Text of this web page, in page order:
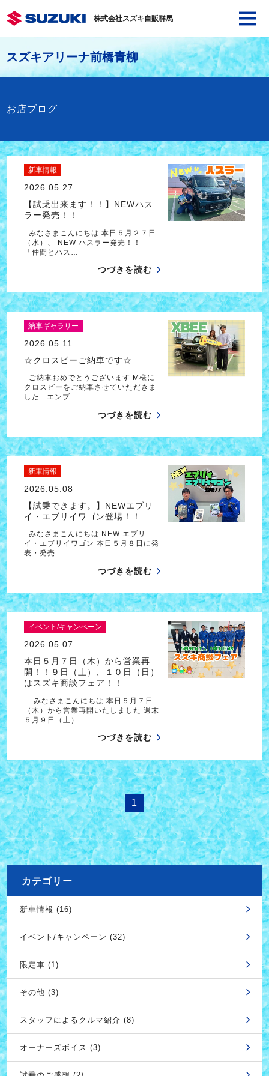
株式会社スズキ自販群馬
スズキアリーナ前橋青柳
お店ブログ
新車情報
2026.05.27
【試乗出来ます！！】NEWハス
ラー発売！！
みなさまこんにちは 本日５月２７日
（水）、 NEW ハスラー発売！！
「仲間とハス…
つづきを読む
納車ギャラリー
2026.05.11
☆クロスビーご納車です☆
ご納車おめでとうございます M様に
クロスビーをご納車させていただきま
した エンブ…
つづきを読む
新車情報
2026.05.08
【試乗できます。】NEWエブリ
イ・エブリイワゴン登場！！
みなさまこんにちは NEW エブリ
イ・エブリイワゴン 本日５月８日に発
表・発売 …
つづきを読む
イベント/キャンペーン
2026.05.07
本日５月７日（木）から営業再
開！！９日（土）、１０日（日）
はスズキ商談フェア！！
みなさまこんにちは 本日５月７日
（木）から営業再開いたしました 週末
５月９日（土）…
つづきを読む
1
カテゴリー
新車情報 (16)
イベント/キャンペーン (32)
限定車 (1)
その他 (3)
スタッフによるクルマ紹介 (8)
オーナーズボイス (3)